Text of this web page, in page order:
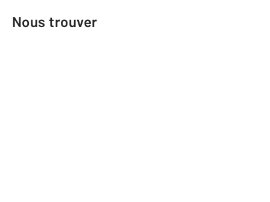
Nous trouver